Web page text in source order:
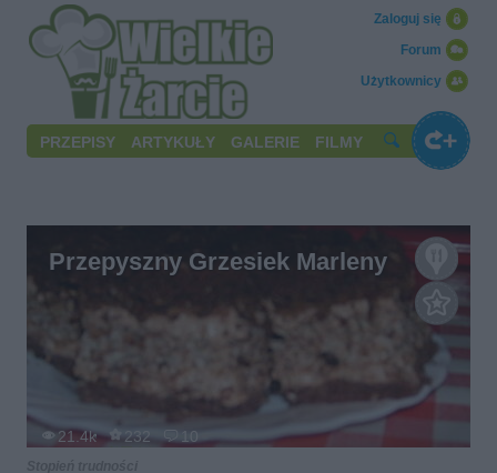
Użytkownicy
Forum
Zaloguj się
PRZEPISY ARTYKUŁY GALERIE FILMY
Przepyszny Grzesiek Marleny
21.4k 232 10